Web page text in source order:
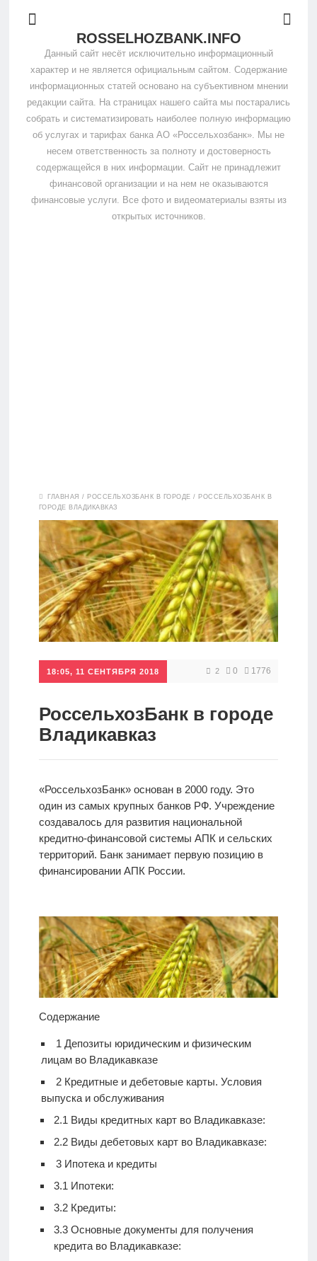
ROSSELHOZBANK.INFO
Данный сайт несёт исключительно информационный
характер и не является официальным сайтом. Содержание
информационных статей основано на субъективном мнении
редакции сайта. На страницах нашего сайта мы постарались
собрать и систематизировать наиболее полную информацию
об услугах и тарифах банка АО «Россельхозбанк». Мы не
несем ответственность за полноту и достоверность
содержащейся в них информации. Сайт не принадлежит
финансовой организации и на нем не оказываются
финансовые услуги. Все фото и видеоматериалы взяты из
открытых источников.
Дебетовые
карты
Кредитные
карты
Кредиты
Ипотеки
ГЛАВНАЯ / РОССЕЛЬХОЗБАНК В ГОРОДЕ / РОССЕЛЬХОЗБАНК В
ГОРОДЕ ВЛАДИКАВКАЗ
18:05, 11 СЕНТЯБРЯ 2018 2 0 1776
РоссельхозБанк в городе
Владикавказ
«РоссельхозБанк» основан в 2000 году. Это
один из самых крупных банков РФ. Учреждение
создавалось для развития национальной
кредитно-финансовой системы АПК и сельских
территорий. Банк занимает первую позицию в
финансировании АПК России.
Содержание
1 Депозиты юридическим и физическим
лицам во Владикавказе
2Кредитные и дебетовые карты. Условия
выпуска и обслуживания
2.1 Виды кредитных карт во Владикавказе:
2.2Виды дебетовых карт во Владикавказе:
3Ипотека и кредиты
3.1 Ипотеки:
3.2Кредиты:
3.3Основные документы для получения
кредита во Владикавказе: